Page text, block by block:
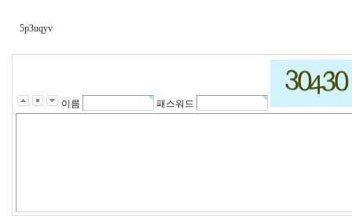
5p3uqyv
이름 패스워드